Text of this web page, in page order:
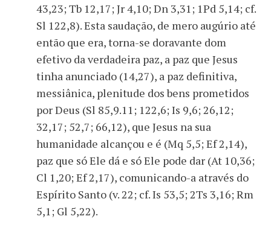
43,23; Tb 12,17; Jr 4,10; Dn 3,31; 1Pd 5,14; cf.
Sl 122,8). Esta saudação, de mero augúrio até
então que era, torna-se doravante dom
efetivo da verdadeira paz, a paz que Jesus
tinha anunciado (14,27), a paz definitiva,
messiânica, plenitude dos bens prometidos
por Deus (Sl 85,9.11; 122,6; Is 9,6; 26,12;
32,17; 52,7; 66,12), que Jesus na sua
humanidade alcançou e é (Mq 5,5; Ef 2,14),
paz que só Ele dá e só Ele pode dar (At 10,36;
Cl 1,20; Ef 2,17), comunicando-a através do
Espírito Santo (v. 22; cf. Is 53,5; 2Ts 3,16; Rm
5,1; Gl 5,22).